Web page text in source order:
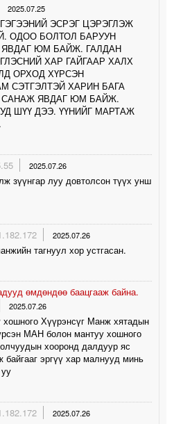
2025.07.25
ЭСРЭГ ЦЭРЭГЛЭЖ
ОДОО БОЛТОЛ БАРУУН
ЮМ БАЙЖ. ГАЛДАН
ХАР ГАЙГААР ХАЛХ
ОРХОД ХҮРСЭН
СЭТГЭЛТЭЙ ХАРИН БАГА
САНАЖ ЯВДАГ ЮМ БАЙЖ.
ШҮҮ ДЭЭ. ҮҮНИЙГ МАРТАЖ
2025.07.26
зүүнгар луу довтолсон түүх унш
2025.07.26
тагнуул хор устгасан.
өмдөндөө баацгааж байна.
2025.07.26
Хүүрэнсүг Манж хятадын
МАН болон мантуу хошного
хооронд далдуур яс
байгааг эргүү хар малнууд минь
2025.07.26